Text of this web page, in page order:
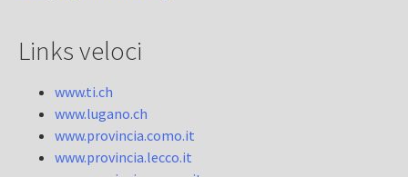
Links veloci
www.ti.ch
www.lugano.ch
www.provincia.como.it
www.provincia.lecco.it